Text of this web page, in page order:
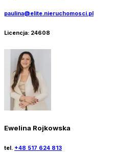
paulina@elite.nieruchomosci.pl
Licencja: 24608
Ewelina Rojkowska
tel. +48 517 624 813